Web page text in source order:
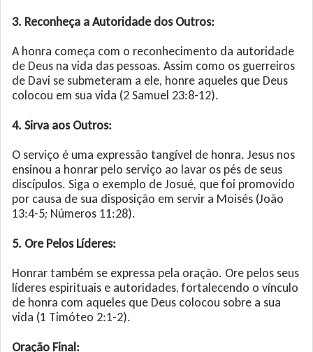
3. Reconheça a Autoridade dos Outros:
A honra começa com o reconhecimento da autoridade
de Deus na vida das pessoas. Assim como os guerreiros
de Davi se submeteram a ele, honre aqueles que Deus
colocou em sua vida (2 Samuel 23:8-12).
4. Sirva aos Outros:
O serviço é uma expressão tangível de honra. Jesus nos
ensinou a honrar pelo serviço ao lavar os pés de seus
discípulos. Siga o exemplo de Josué, que foi promovido
por causa de sua disposição em servir a Moisés (João
13:4-5; Números 11:28).
5. Ore Pelos Líderes:
Honrar também se expressa pela oração. Ore pelos seus
líderes espirituais e autoridades, fortalecendo o vínculo
de honra com aqueles que Deus colocou sobre a sua
vida (1 Timóteo 2:1-2).
Oração Final: